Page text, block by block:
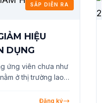
SẮP DIỄN RA
HIỆU
DỤNG
ứng viên chưa như
ở thị trường lao
phổ biến đang
Đăng ký